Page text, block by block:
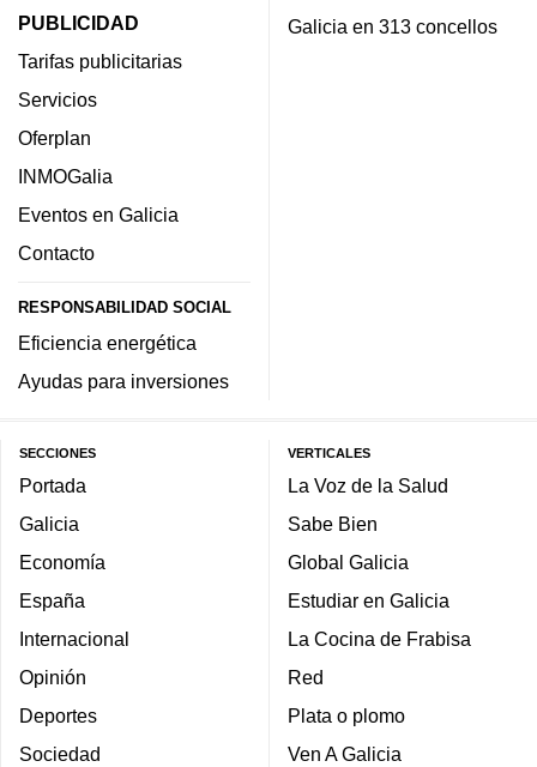
PUBLICIDAD
Tarifas publicitarias
Servicios
Oferplan
INMOGalia
Eventos en Galicia
Contacto
RESPONSABILIDAD SOCIAL
Eficiencia energética
Ayudas para inversiones
Galicia en 313 concellos
SECCIONES
Portada
Galicia
Economía
España
Internacional
Opinión
Deportes
Sociedad
VERTICALES
La Voz de la Salud
Sabe Bien
Global Galicia
Estudiar en Galicia
La Cocina de Frabisa
Red
Plata o plomo
Ven A Galicia